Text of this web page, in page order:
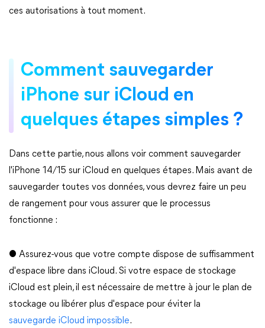
ces autorisations à tout moment.
Comment sauvegarder
iPhone sur iCloud en
quelques étapes simples ?
Dans cette partie, nous allons voir comment sauvegarder
l'iPhone 14/15 sur iCloud en quelques étapes. Mais avant de
sauvegarder toutes vos données, vous devrez faire un peu
de rangement pour vous assurer que le processus
fonctionne :
● Assurez-vous que votre compte dispose de suffisamment
d'espace libre dans iCloud. Si votre espace de stockage
iCloud est plein, il est nécessaire de mettre à jour le plan de
stockage ou libérer plus d'espace pour éviter la
sauvegarde iCloud impossible.